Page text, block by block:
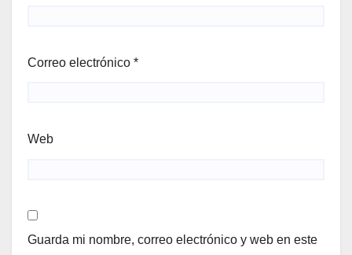
Correo electrónico *
Web
Guarda mi nombre, correo electrónico y web en este